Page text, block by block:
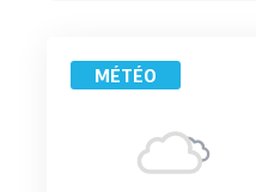
MÉTÉO